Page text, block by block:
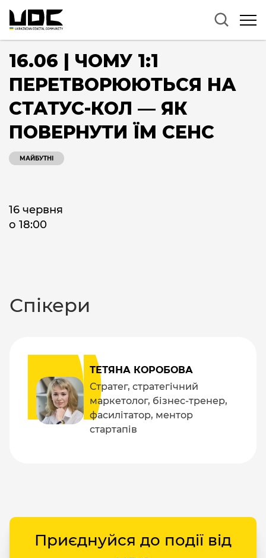
16.06 | ЧОМУ 1:1
ПЕРЕТВОРЮЮТЬСЯ НА
СТАТУС-КОЛ — ЯК
ПОВЕРНУТИ ЇМ СЕНС
МАЙБУТНІ
16 червня
о 18:00
Спікери
ТЕТЯНА КОРОБОВА
Стратег, стратегічний
маркетолог, бізнес-тренер,
фасилітатор, ментор
стартапів
Приєднуйся до події від